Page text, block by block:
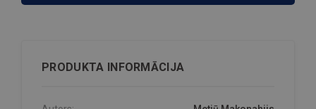
PRODUKTA INFORMĀCIJA